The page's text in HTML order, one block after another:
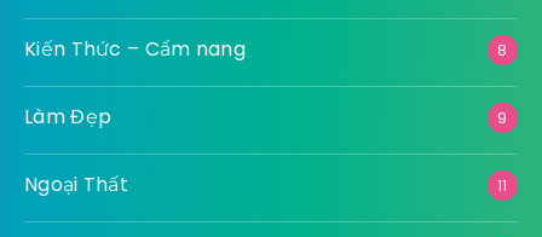
Kiến Thức – Cẩm nang 8
Làm Đẹp 9
Ngoại Thất 11